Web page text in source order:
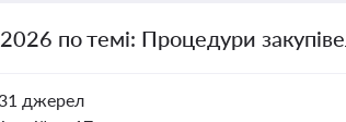
по темі: Процедури
джерел